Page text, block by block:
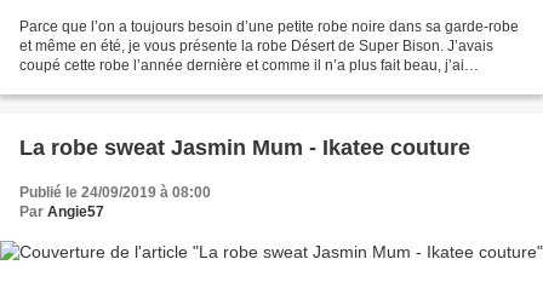
Parce que l’on a toujours besoin d’une petite robe noire dans sa garde-robe
et même en été, je vous présente la robe Désert de Super Bison. J’avais
coupé cette robe l’année dernière et comme il n’a plus fait beau, j’ai
La robe sweat Jasmin Mum - Ikatee couture
Publié le 24/09/2019 à 08:00
Par Angie57